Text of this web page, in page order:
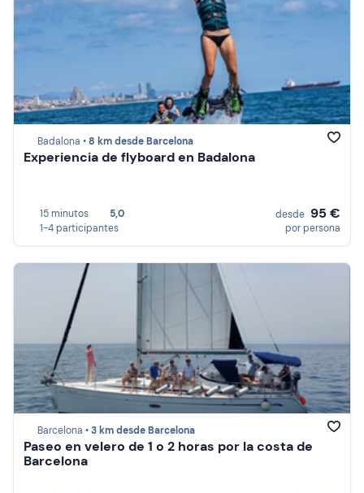
Badalona •8 km desde Barcelona
Experiencia de flyboard en Badalona
15 minutos
5,0
1-4 participantes
desde 95 €
por persona
Barcelona •3 km desde Barcelona
Paseo en velero de 1 o 2 horas por la costa de
Barcelona